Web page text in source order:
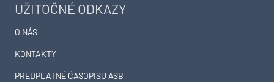
UŽITOČNÉ ODKAZY
O NÁS
KONTAKTY
PREDPLATNÉ ČASOPISU ASB